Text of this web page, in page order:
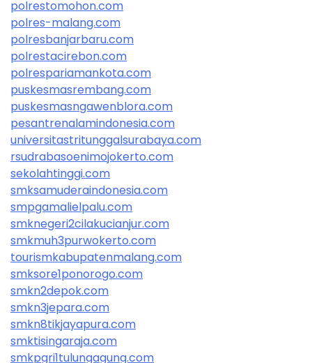
polrestomohon.com
polres-malang.com
polresbanjarbaru.com
polrestacirebon.com
polrespariamankota.com
puskesmasrembang.com
puskesmasngawenblora.com
pesantrenalamindonesia.com
universitastritunggalsurabaya.com
rsudrabasoenimojokerto.com
sekolahtinggi.com
smksamuderaindonesia.com
smpgamalielpalu.com
smknegeri2cilakucianjur.com
smkmuh3purwokerto.com
tourismkabupatenmalang.com
smksore1ponorogo.com
smkn2depok.com
smkn3jepara.com
smkn8tikjayapura.com
smktisingaraja.com
smkpgri1tulungagung.com